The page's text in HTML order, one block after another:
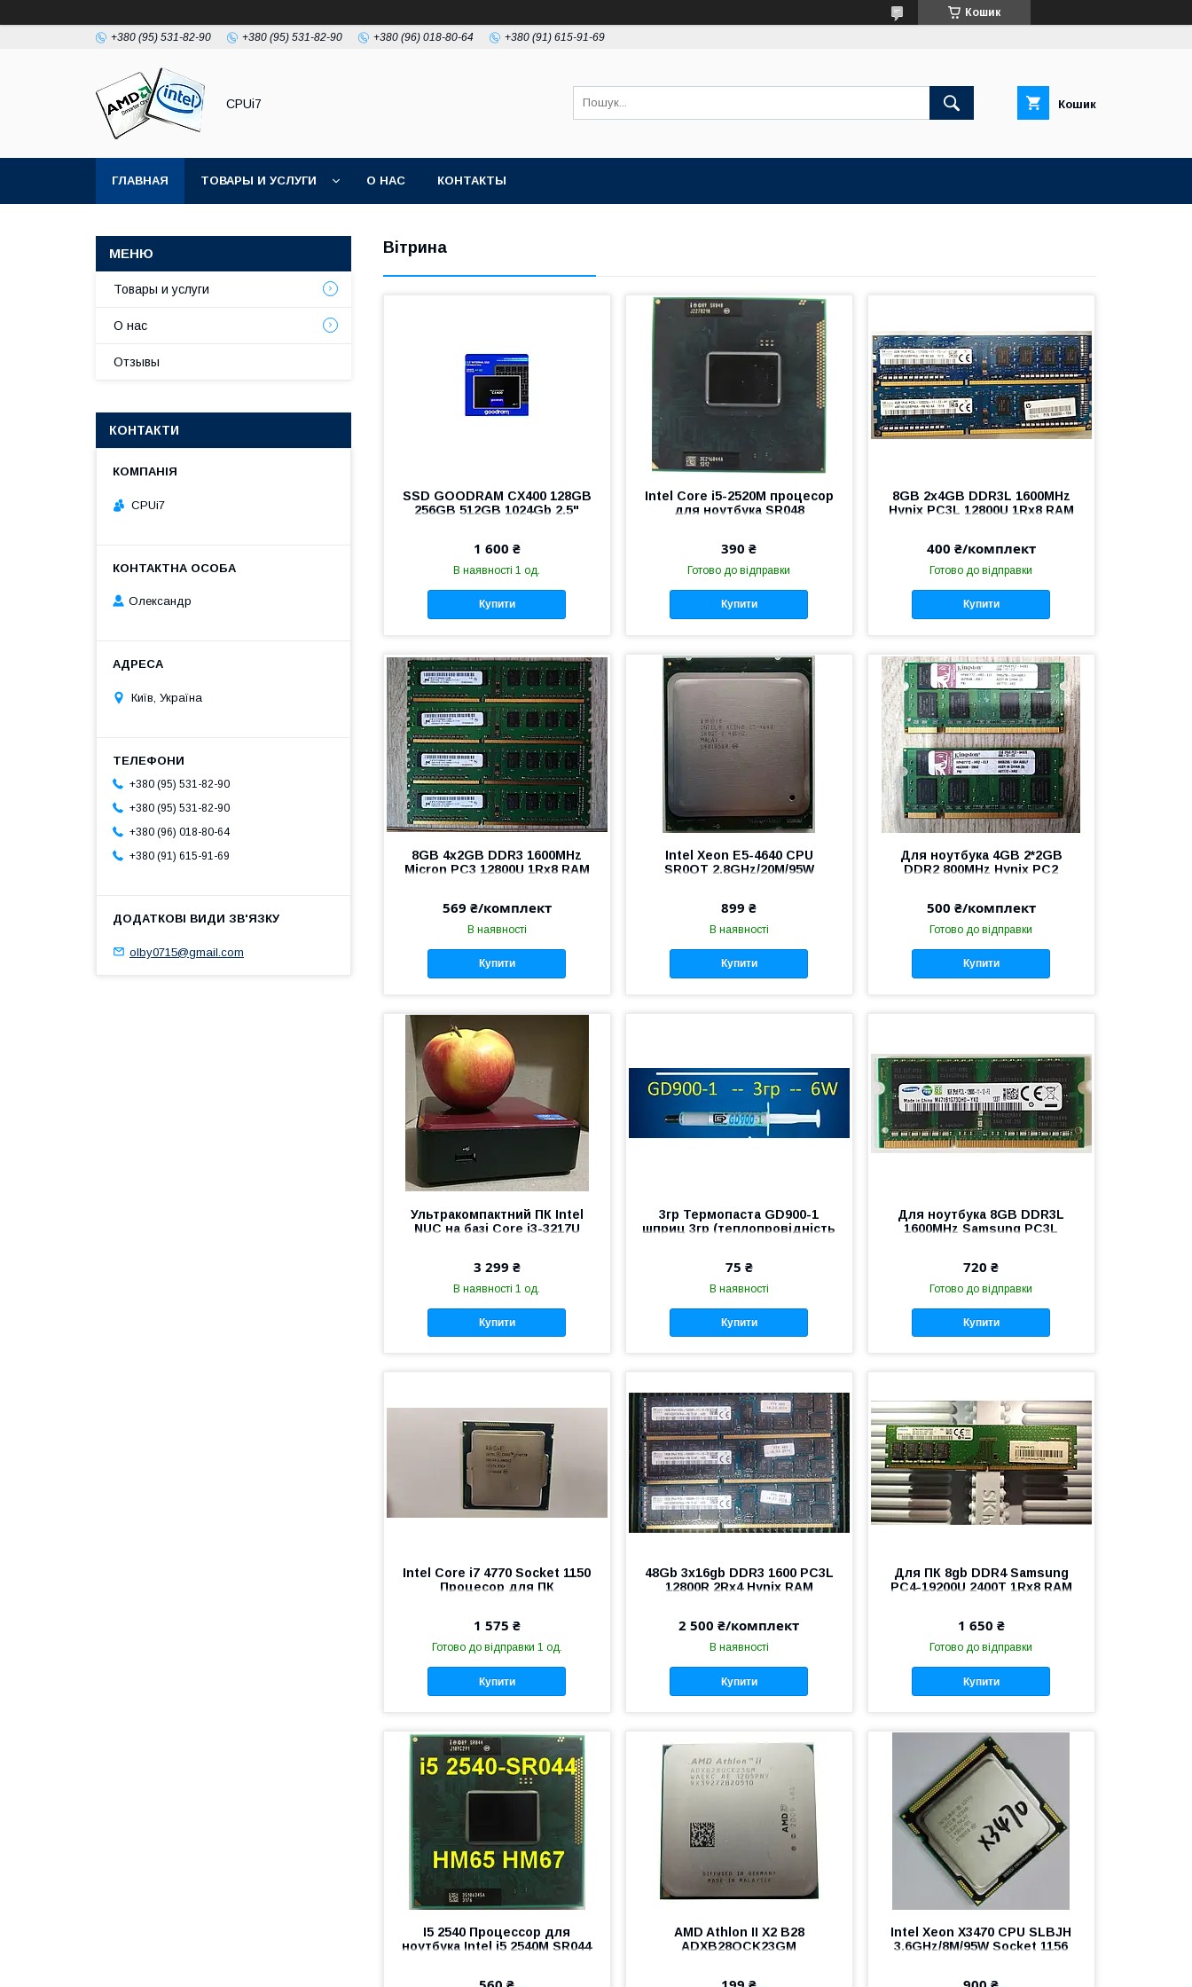
Кошик
+380 (95) 531-82-90 +380 (95) 531-82-90 +380 (96) 018-80-64 +380 (91) 615-91-69
CPUi7 Кошик
ГЛАВНАЯ ТОВАРЫ И УСЛУГИ О НАС КОНТАКТЫ
Вітрина
SSD GOODRAM CX400 128GB
256GB 512GB 1024Gb 2.5"
1 600 ₴
В наявності 1 од.
Купити
Intel Core i5-2520M процесор
для ноутбука SR048
390 ₴
Готово до відправки
Купити
8GB 2x4GB DDR3L 1600MHz
Hynix PC3L 12800U 1Rx8 RAM
400 ₴/комплект
Готово до відправки
Купити
8GB 4x2GB DDR3 1600MHz
Micron PC3 12800U 1Rx8 RAM
569 ₴/комплект
В наявності
Купити
Intel Xeon E5-4640 CPU
SR0QT 2.8GHz/20M/95W
899 ₴
В наявності
Купити
Для ноутбука 4GB 2*2GB
DDR2 800MHz Hynix PC2
500 ₴/комплект
Готово до відправки
Купити
Ультракомпактний ПК Intel
NUC на базі Core i3-3217U
3 299 ₴
В наявності 1 од.
Купити
3гр Термопаста GD900-1
шприц 3гр (теплопровідність
75 ₴
В наявності
Купити
Для ноутбука 8GB DDR3L
1600MHz Samsung PC3L
720 ₴
Готово до відправки
Купити
Intel Core i7 4770 Socket 1150
Процесор для ПК
1 575 ₴
Готово до відправки 1 од.
Купити
48Gb 3x16gb DDR3 1600 PC3L
12800R 2Rx4 Hynix RAM
2 500 ₴/комплект
В наявності
Купити
Для ПК 8gb DDR4 Samsung
PC4-19200U 2400T 1Rx8 RAM
1 650 ₴
Готово до відправки
Купити
I5 2540 Процессор для
ноутбука Intel i5 2540M SR044
AMD Athlon II X2 B28
ADXB28OCK23GM
Intel Xeon X3470 CPU SLBJH
3.6GHz/8M/95W Socket 1156
Товары и услуги
О нас
Отзывы
КОНТАКТИ
CPUi7
Олександр
Київ, Україна
+380 (95) 531-82-90
+380 (95) 531-82-90
+380 (96) 018-80-64
+380 (91) 615-91-69
olby0715@gmail.com